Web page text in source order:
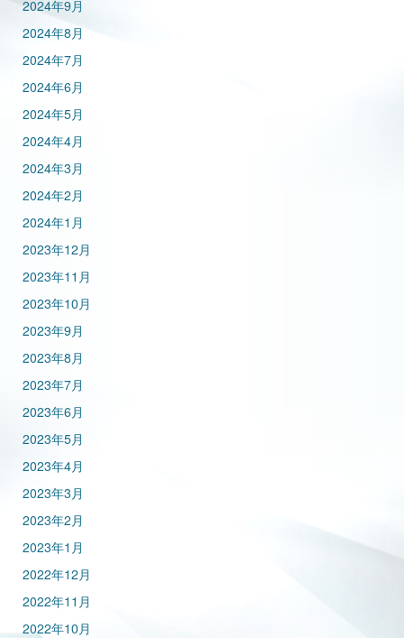
2024年9月
2024年8月
2024年7月
2024年6月
2024年5月
2024年4月
2024年3月
2024年2月
2024年1月
2023年12月
2023年11月
2023年10月
2023年9月
2023年8月
2023年7月
2023年6月
2023年5月
2023年4月
2023年3月
2023年2月
2023年1月
2022年12月
2022年11月
2022年10月